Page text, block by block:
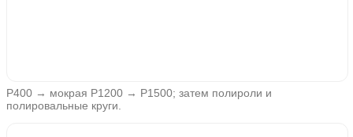
P400 → мокрая P1200 → P1500; затем полироли и
полировальные круги.